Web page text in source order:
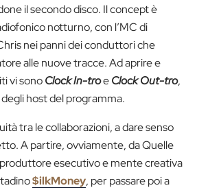
il secondo disco. Il concept è
notturno, con l’MC di
nei panni dei conduttori che
alle nuove tracce. Ad aprire e
vi sonoClockIn-troeClock Out-tro,
host del programma.
tra le collaborazioni, a dare senso
A partire, ovviamente, da Quelle
esecutivo e mente creativa
$ilkMoney, per passare poi a